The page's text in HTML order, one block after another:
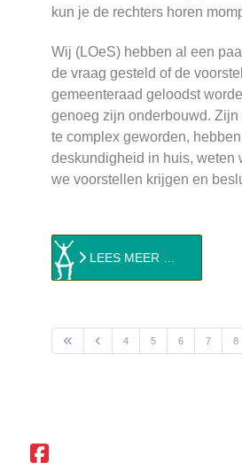
kun je de rechters horen
Wij (LOeS) hebben al een
de vraag gesteld of de
gemeenteraad geloodst
genoeg zijn onderbouwd.
te complex geworden,
deskundigheid in huis, weten
we voorstellen krijgen en
LEES MEER …
4 5 6 7 8